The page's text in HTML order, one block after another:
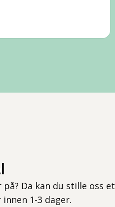
Da kan du stille oss et
1-3 dager.